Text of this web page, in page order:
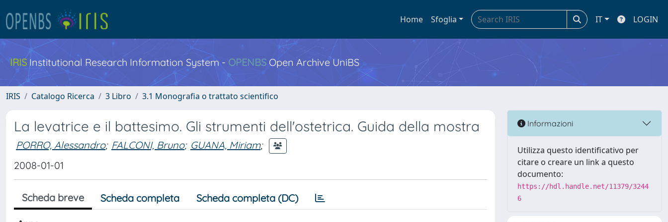
Home Sfoglia IT LOGIN
IRIS Institutional Research Information System - OPENBS Open Archive UniBS
IRIS Catalogo Ricerca 3 Libro 3.1 Monografia o trattato scientifico
La levatrice e il battesimo. Gli strumenti dell'ostetrica. Guida della mostra
PORRO, Alessandro; FALCONI, Bruno; GUANA, Miriam;
2008-01-01
Scheda breve Scheda completa Scheda completa (DC)
Informazioni
Utilizza questo identificativo per
citare o creare un link a questo
documento:
https://hdl.handle.net/11379/3244
6